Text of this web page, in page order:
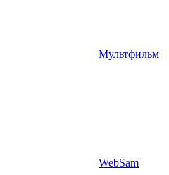
Мультфильм
WebSam